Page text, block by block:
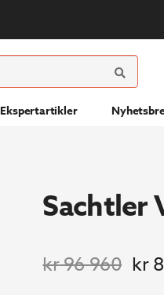
Ekspertartikler
Sachtler
kr96 960 kr